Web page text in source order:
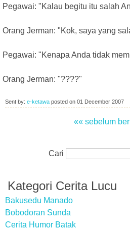
Pegawai: "Kalau begitu itu salah
Orang Jerman: "Kok, saya yang
Pegawai: "Kenapa Anda tidak
Orang Jerman: "????"
Sent by: e-ketawa posted on 01 December 2007
«« sebelum
Cari
Kategori Cerita Lucu
Bakusedu Manado
Bobodoran Sunda
Cerita Humor Batak